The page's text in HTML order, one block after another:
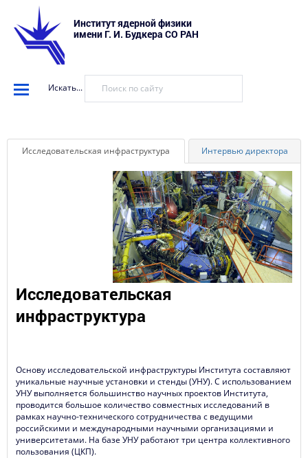
Институт ядерной физики
имени Г. И. Будкера СО РАН
Искать...
Исследовательская инфраструктура Интервью директора
Исследовательская
инфраструктура
Основу исследовательской инфраструктуры Института составляют
уникальные научные установки и стенды (УНУ). С использованием
УНУ выполняется большинство научных проектов Института,
проводится большое количество совместных исследований в
рамках научно-технического сотрудничества с ведущими
российскими и международными научными организациями и
университетами. На базе УНУ работают три центра коллективного
пользования (ЦКП).